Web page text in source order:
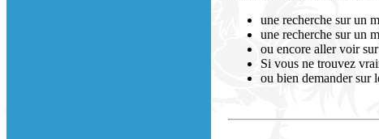
une recherche sur un
une recherche sur un
ou encore aller voir
Si vous ne trouvez
ou bien demander sur